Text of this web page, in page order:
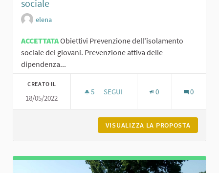
sociale
elena
ACCETTATAObiettivi Prevenzione dell'isolamento
sociale dei giovani. Prevenzione attiva delle
dipendenza...
CREATO IL
18/05/2022
5 5 SOSTENITORI
SEGUI 0 0
VISUALIZZA LA PROPOSTA